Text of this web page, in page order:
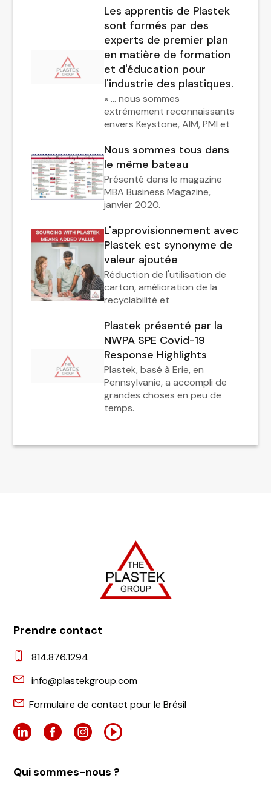
Les apprentis de Plastek
sont formés par des
experts de premier plan
en matière de formation
et d'éducation pour
l'industrie des plastiques.
« … nous sommes
extrêmement reconnaissants
envers Keystone, AIM, PMI et
Nous sommes tous dans
le même bateau
Présenté dans le magazine
MBA Business Magazine,
janvier 2020.
L'approvisionnement avec
Plastek est synonyme de
valeur ajoutée
Réduction de l'utilisation de
carton, amélioration de la
recyclabilité et
Plastek présenté par la
NWPA SPE Covid-19
Response Highlights
Plastek, basé à Erie, en
Pennsylvanie, a accompli de
grandes choses en peu de
temps.
Prendre contact
814.876.1294
info@plastekgroup.com
Formulaire de contact pour le Brésil
Qui sommes-nous ?